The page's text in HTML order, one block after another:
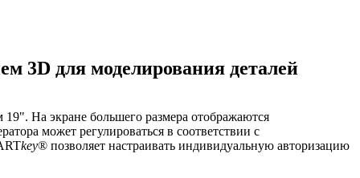
3D для моделирования деталей
19". На экране большего размера отображаются
может регулироваться в соответствии с
key® позволяет настраивать индивидуальную авторизацию